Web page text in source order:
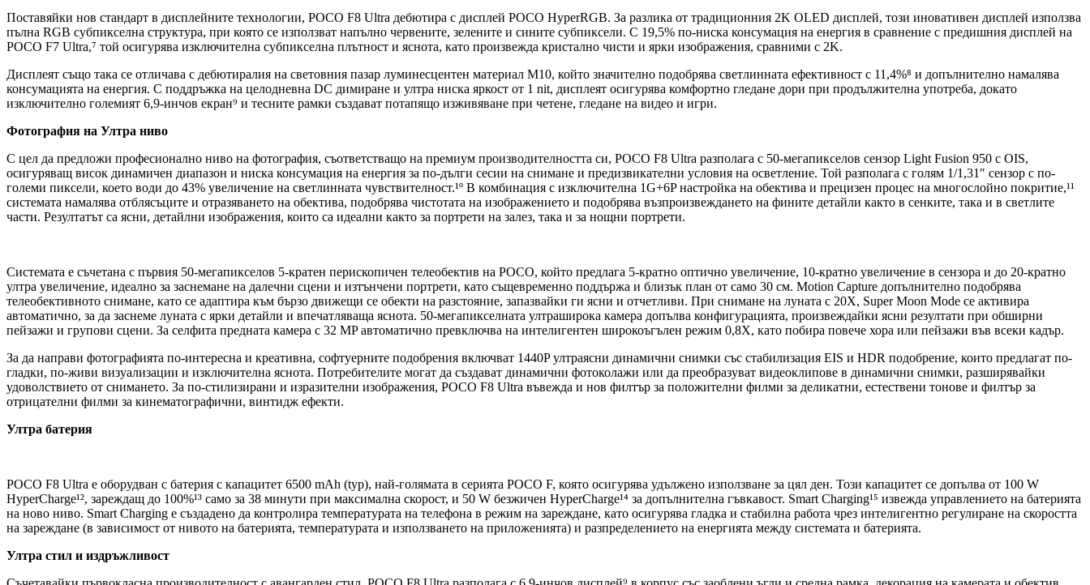
Поставяйки нов стандарт в дисплейните технологии, POCO F8 Ultra дебютира с дисплей POCO HyperRGB. За разлика от традиционния 2K OLED дисплей, този иновативен дисплей използва
пълна RGB субпикселна структура, при която се използват напълно червените, зелените и сините субпиксели. С 19,5% по-ниска консумация на енергия в сравнение с предишния дисплей на
POCO F7 Ultra,⁷ той осигурява изключителна субпикселна плътност и яснота, като произвежда кристално чисти и ярки изображения, сравними с 2K.
Дисплеят също така се отличава с дебютиралия на световния пазар луминесцентен материал M10, който значително подобрява светлинната ефективност с 11,4%⁸ и допълнително намалява
консумацията на енергия. С поддръжка на целодневна DC димиране и ултра ниска яркост от 1 nit, дисплеят осигурява комфортно гледане дори при продължителна употреба, докато
изключително големият 6,9-инчов екран⁹ и тесните рамки създават потапящо изживяване при четене, гледане на видео и игри.
Фотография на Ултра ниво
С цел да предложи професионално ниво на фотография, съответстващо на премиум производителността си, POCO F8 Ultra разполага с 50-мегапикселов сензор Light Fusion 950 с OIS,
осигуряващ висок динамичен диапазон и ниска консумация на енергия за по-дълги сесии на снимане и предизвикателни условия на осветление. Той разполага с голям 1/1,31″ сензор с по-
големи пиксели, което води до 43% увеличение на светлинната чувствителност.¹º В комбинация с изключителна 1G+6P настройка на обектива и прецизен процес на многослойно покритие,¹¹
системата намалява отблясъците и отразяването на обектива, подобрява чистотата на изображението и подобрява възпроизвеждането на фините детайли както в сенките, така и в светлите
части. Резултатът са ясни, детайлни изображения, които са идеални както за портрети на залез, така и за нощни портрети.
Системата е съчетана с първия 50-мегапикселов 5-кратен перископичен телеобектив на POCO, който предлага 5-кратно оптично увеличение, 10-кратно увеличение в сензора и до 20-кратно
ултра увеличение, идеално за заснемане на далечни сцени и изтънчени портрети, като същевременно поддържа и близък план от само 30 см. Motion Capture допълнително подобрява
телеобективното снимане, като се адаптира към бързо движещи се обекти на разстояние, запазвайки ги ясни и отчетливи. При снимане на луната с 20X, Super Moon Mode се активира
автоматично, за да заснеме луната с ярки детайли и впечатляваща яснота. 50-мегапикселната ултраширока камера допълва конфигурацията, произвеждайки ясни резултати при обширни
пейзажи и групови сцени. За селфита предната камера с 32 MP автоматично превключва на интелигентен широкоъгълен режим 0,8X, като побира повече хора или пейзажи във всеки кадър.
За да направи фотографията по-интересна и креативна, софтуерните подобрения включват 1440P ултраясни динамични снимки със стабилизация EIS и HDR подобрение, които предлагат по-
гладки, по-живи визуализации и изключителна яснота. Потребителите могат да създават динамични фотоколажи или да преобразуват видеоклипове в динамични снимки, разширявайки
удоволствието от снимането. За по-стилизирани и изразителни изображения, POCO F8 Ultra въвежда и нов филтър за положителни филми за деликатни, естествени тонове и филтър за
отрицателни филми за кинематографични, винтидж ефекти.
Ултра батерия
POCO F8 Ultra е оборудван с батерия с капацитет 6500 mAh (typ), най-голямата в серията POCO F, която осигурява удължено използване за цял ден. Този капацитет се допълва от 100 W
HyperCharge¹², зареждащ до 100%¹³ само за 38 минути при максимална скорост, и 50 W безжичен HyperCharge¹⁴ за допълнителна гъвкавост. Smart Charging¹⁵ извежда управлението на батерията
на ново ниво. Smart Charging е създадено да контролира температурата на телефона в режим на зареждане, като осигурява гладка и стабилна работа чрез интелигентно регулиране на скоростта
на зареждане (в зависимост от нивото на батерията, температурата и използването на приложенията) и разпределението на енергията между системата и батерията.
Ултра стил и издръжливост